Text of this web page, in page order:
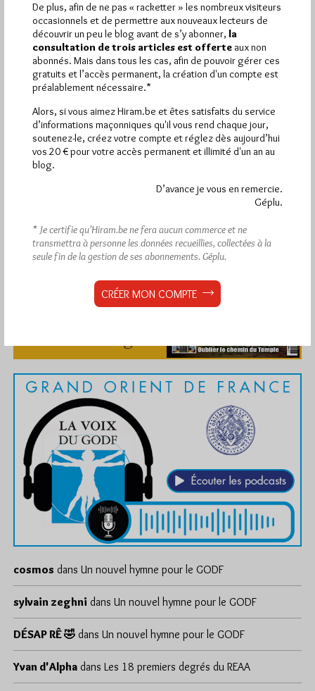
cosmos dans Un nouvel hymne pour le GODF
sylvain zeghni dans Un nouvel hymne pour le GODF
DÉSAP RÊ 🤣 dans Un nouvel hymne pour le GODF
Yvan d'Alpha dans Les 18 premiers degrés du REAA
De plus, afin de ne pas « racketter » les nombreux visiteurs
occasionnels et de permettre aux nouveaux lecteurs de
découvrir un peu le blog avant de s’y abonner, la
consultation de trois articles est offerte aux non
abonnés. Mais dans tous les cas, afin de pouvoir gérer ces
gratuits et l’accès permanent, la création d'un compte est
préalablement nécessaire.*
Alors, si vous aimez Hiram.be et êtes satisfaits du service
d’informations maçonniques qu'il vous rend chaque jour,
soutenez-le, créez votre compte et réglez dès aujourd’hui
vos 20 € pour votre accès permanent et illimité d'un an au
blog.
D’avance je vous en remercie.
Géplu.
* Je certifie qu’Hiram.be ne fera aucun commerce et ne
transmettra à personne les données recueillies, collectées à la
seule fin de la gestion de ses abonnements. Géplu.
CRÉER MON COMPTE